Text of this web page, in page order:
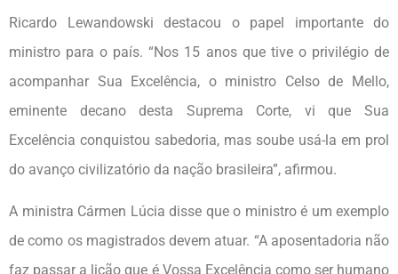
Ricardo Lewandowski destacou o papel importante do
ministro para o país. “Nos 15 anos que tive o privilégio de
acompanhar Sua Excelência, o ministro Celso de Mello,
eminente decano desta Suprema Corte, vi que Sua
Excelência conquistou sabedoria, mas soube usá-la em prol
do avanço civilizatório da nação brasileira”, afirmou.
A ministra Cármen Lúcia disse que o ministro é um exemplo
de como os magistrados devem atuar. “A aposentadoria não
faz passar a lição que é Vossa Excelência como ser humano